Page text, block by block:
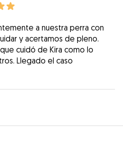
a nuestra perra con
y acertamos de pleno.
cuidó de Kira como lo
Llegado el caso